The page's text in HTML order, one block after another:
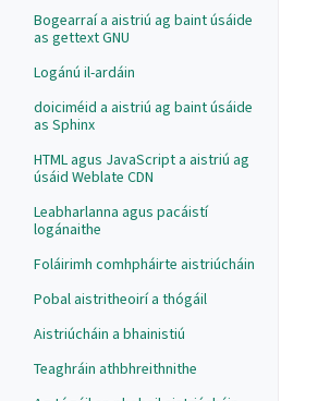
Bogearraí a aistriú ag baint úsáide
as gettext GNU
Logánú il-ardáin
doiciméid a aistriú ag baint úsáide
as Sphinx
HTML agus JavaScript a aistriú ag
úsáid Weblate CDN
Leabharlanna agus pacáistí
logánaithe
Foláirimh comhpháirte aistriúcháin
Pobal aistritheoirí a thógáil
Aistriúcháin a bhainistiú
Teaghráin athbhreithnithe